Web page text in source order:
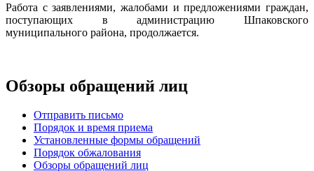
Работа с заявлениями, жалобами и предложениями граждан,
поступающих в администрацию Шпаковского
муниципального района, продолжается.
Обзоры обращений лиц
Отправить письмо
Порядок и время приема
Установленные формы обращений
Порядок обжалования
Обзоры обращений лиц